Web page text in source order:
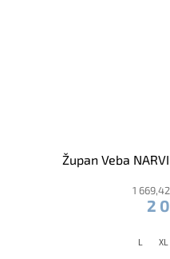
Župan Veba
1
2
L XL